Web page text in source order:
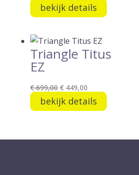
prijs
was:
prijs
is:
bekijk details
Triangle Titus
EZ
€699,00 Oorspronkelijke
prijs
was:
€449,00Huidige
prijs
is:
bekijk details